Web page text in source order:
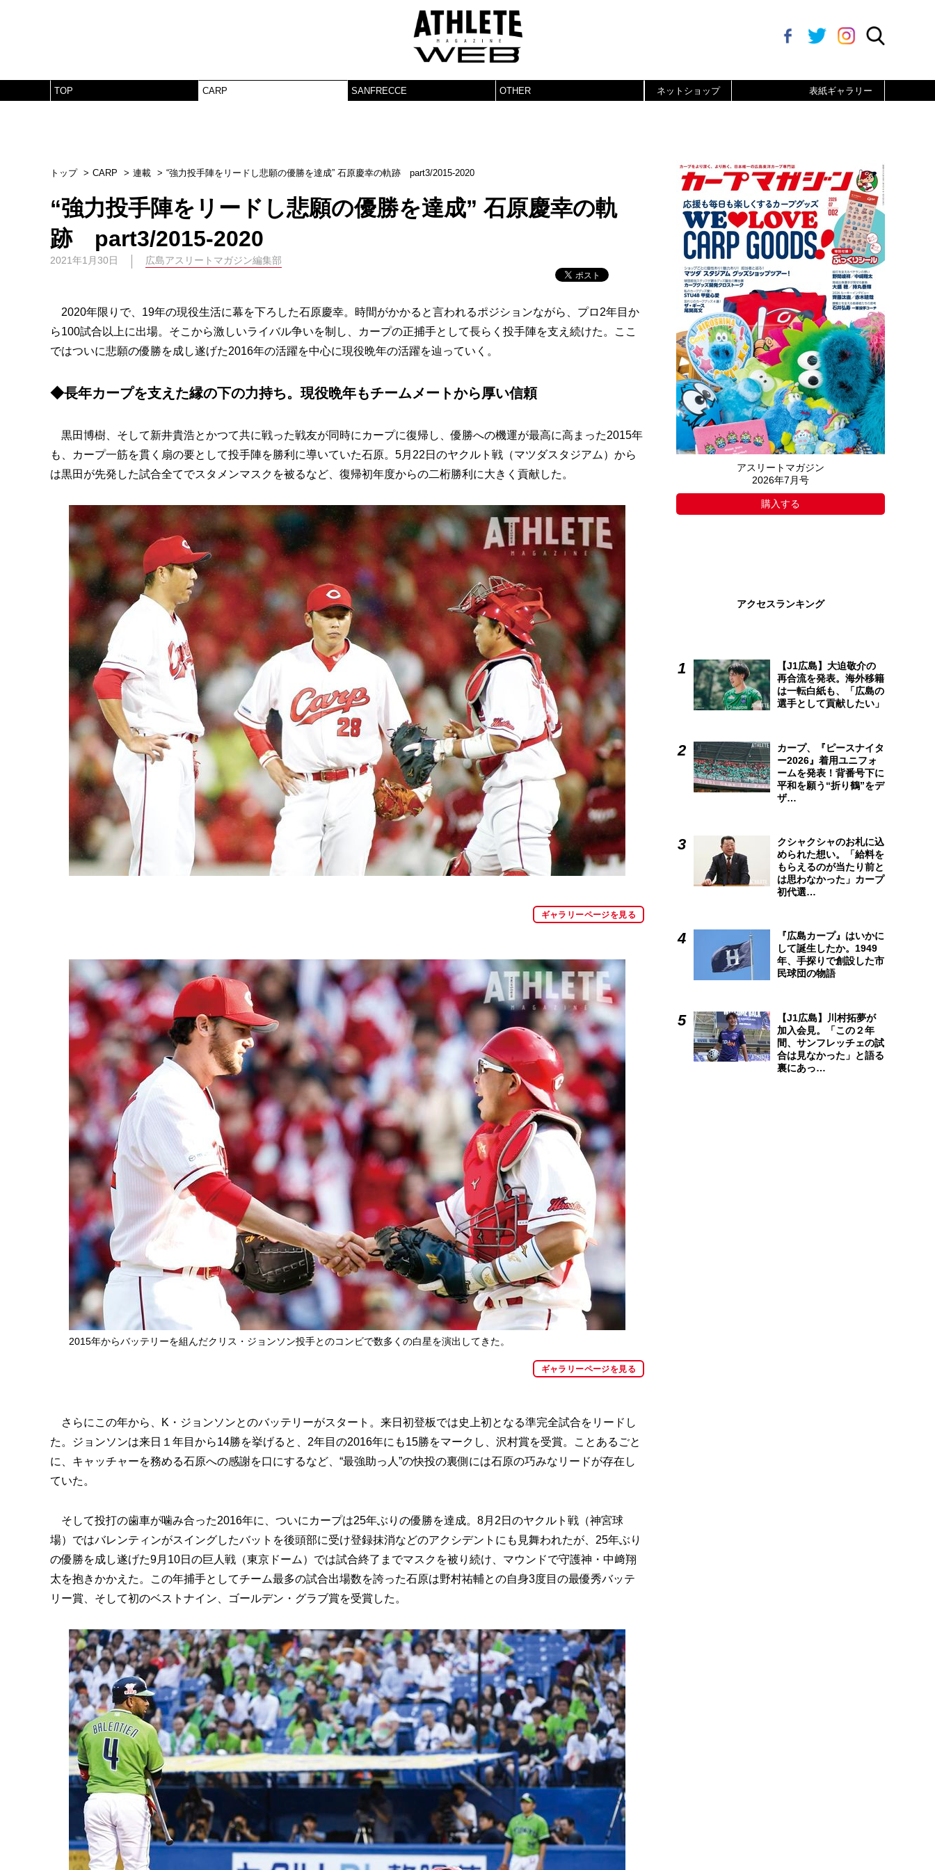
TOP CARP SANFRECCE OTHER ネットショップ 表紙ギャラリー
トップ CARP 連載 “強力投手陣をリードし悲願の優勝を達成” 石原慶幸の軌跡 part3/2015-2020
“強力投手陣をリードし悲願の優勝を達成” 石原慶幸の軌
跡 part3/2015-2020
2021年1月30日 広島アスリートマガジン編集部
2020年限りで、19年の現役生活に幕を下ろした石原慶幸。時間がかかると言われるポジションながら、プロ2年目か
ら100試合以上に出場。そこから激しいライバル争いを制し、カープの正捕手として長らく投手陣を支え続けた。ここ
ではついに悲願の優勝を成し遂げた2016年の活躍を中心に現役晩年の活躍を辿っていく。
◆長年カープを支えた縁の下の力持ち。現役晩年もチームメートから厚い信頼
黒田博樹、そして新井貴浩とかつて共に戦った戦友が同時にカープに復帰し、優勝への機運が最高に高まった2015年
も、カープ一筋を貫く扇の要として投手陣を勝利に導いていた石原。5月22日のヤクルト戦（マツダスタジアム）から
は黒田が先発した試合全てでスタメンマスクを被るなど、復帰初年度からの二桁勝利に大きく貢献した。
ギャラリーページを見る
2015年からバッテリーを組んだクリス・ジョンソン投手とのコンビで数多くの白星を演出してきた。
ギャラリーページを見る
さらにこの年から、K・ジョンソンとのバッテリーがスタート。来日初登板では史上初となる準完全試合をリードし
た。ジョンソンは来日１年目から14勝を挙げると、2年目の2016年にも15勝をマークし、沢村賞を受賞。ことあるごと
に、キャッチャーを務める石原への感謝を口にするなど、“最強助っ人”の快投の裏側には石原の巧みなリードが存在し
ていた。
そして投打の歯車が噛み合った2016年に、ついにカープは25年ぶりの優勝を達成。8月2日のヤクルト戦（神宮球
場）ではバレンティンがスイングしたバットを後頭部に受け登録抹消などのアクシデントにも見舞われたが、25年ぶり
の優勝を成し遂げた9月10日の巨人戦（東京ドーム）では試合終了までマスクを被り続け、マウンドで守護神・中﨑翔
太を抱きかかえた。この年捕手としてチーム最多の試合出場数を誇った石原は野村祐輔との自身3度目の最優秀バッテ
リー賞、そして初のベストナイン、ゴールデン・グラブ賞を受賞した。
アスリートマガジン
2026年7月号
購入する
アクセスランキング
【J1広島】大迫敬介の
再合流を発表。海外移籍
は一転白紙も、「広島の
選手として貢献したい」
カープ、『ピースナイタ
ー2026』着用ユニフォ
ームを発表！背番号下に
平和を願う“折り鶴”をデ
ザ…
クシャクシャのお札に込
められた想い。「給料を
もらえるのが当たり前と
は思わなかった」カープ
初代選…
『広島カープ』はいかに
して誕生したか。1949
年、手探りで創設した市
民球団の物語
【J1広島】川村拓夢が
加入会見。「この２年
間、サンフレッチェの試
合は見なかった」と語る
裏にあっ…